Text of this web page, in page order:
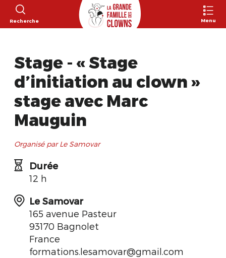
Recherche Menu
Stage - « Stage
d’initiation au clown »
stage avec Marc
Mauguin
Organisé par Le Samovar
Durée
12 h
Le Samovar
165 avenue Pasteur
93170 Bagnolet
France
formations.lesamovar@gmail.com